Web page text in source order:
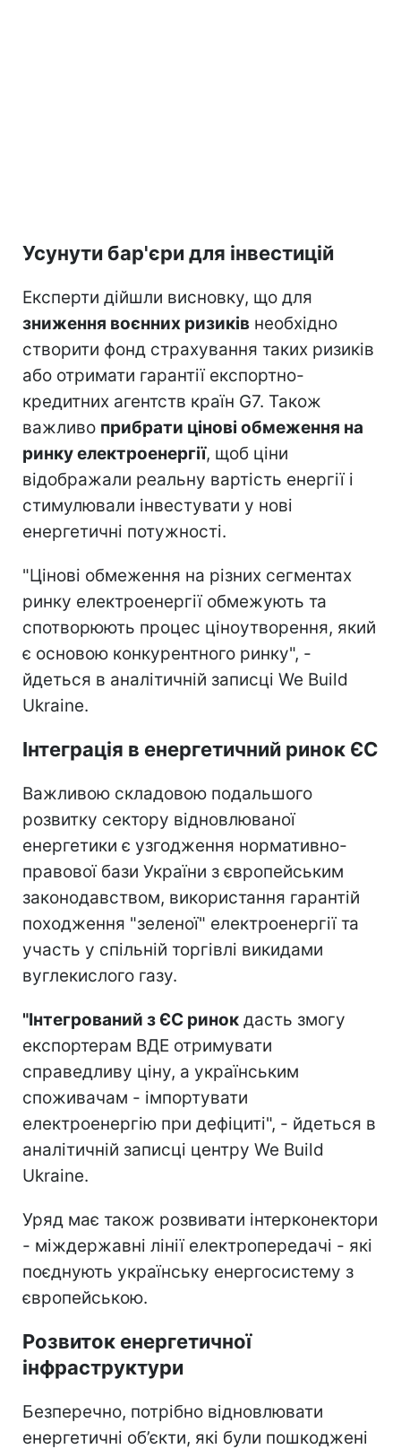
Усунути бар'єри для інвестицій
Експерти дійшли висновку, що для
зниження воєнних ризиків необхідно
створити фонд страхування таких ризиків
або отримати гарантії експортно-
кредитних агентств країн G7. Також
важливо прибрати цінові обмеження на
ринку електроенергії, щоб ціни
відображали реальну вартість енергії і
стимулювали інвестувати у нові
енергетичні потужності.
"Цінові обмеження на різних сегментах
ринку електроенергії обмежують та
спотворюють процес ціноутворення, який
є основою конкурентного ринку", -
йдеться в аналітичній записці We Build
Ukraine.
Інтеграція в енергетичний ринок ЄС
Важливою складовою подальшого
розвитку сектору відновлюваної
енергетики є узгодження нормативно-
правової бази України з європейським
законодавством, використання гарантій
походження "зеленої" електроенергії та
участь у спільній торгівлі викидами
вуглекислого газу.
"Інтегрований з ЄС ринок дасть змогу
експортерам ВДЕ отримувати
справедливу ціну, а українським
споживачам - імпортувати
електроенергію при дефіциті", - йдеться в
аналітичній записці центру We Build
Ukraine.
Уряд має також розвивати інтерконектори
- міждержавні лінії електропередачі - які
поєднують українську енергосистему з
європейською.
Розвиток енергетичної
інфраструктури
Безперечно, потрібно відновлювати
енергетичні об’єкти, які були пошкоджені